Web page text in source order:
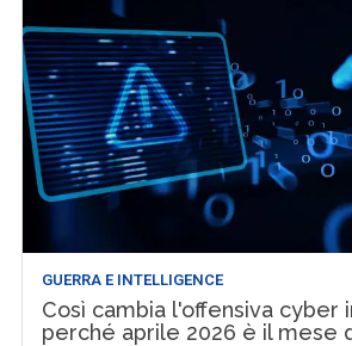
GUERRA E INTELLIGENCE
Così cambia l'offensiva cyber
perché aprile 2026 è il mese